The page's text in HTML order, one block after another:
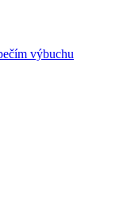
výbuchu